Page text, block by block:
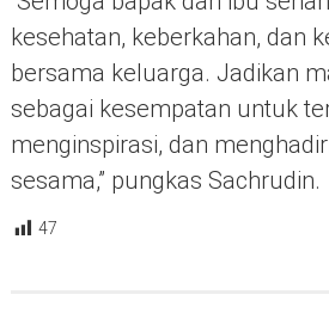
kesehatan, keberkahan, dan
bersama keluarga. Jadikan
sebagai kesempatan untuk
menginspirasi, dan
sesama,” pungkas Sachrudin.
47